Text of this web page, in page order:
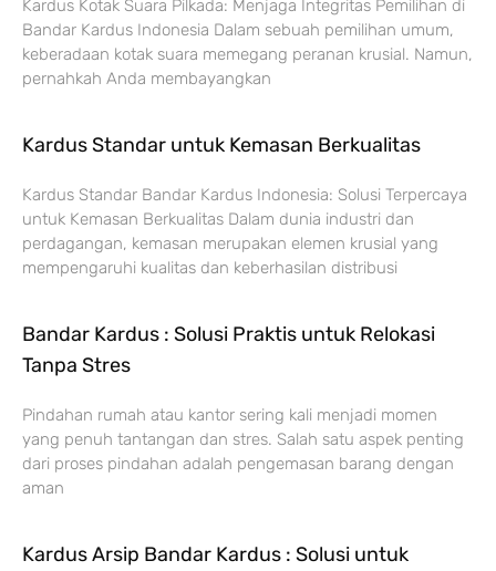
Kardus Kotak Suara Pilkada: Menjaga Integritas Pemilihan di
Bandar Kardus Indonesia Dalam sebuah pemilihan umum,
keberadaan kotak suara memegang peranan krusial. Namun,
pernahkah Anda membayangkan
Kardus Standar untuk Kemasan Berkualitas
Kardus Standar Bandar Kardus Indonesia: Solusi Terpercaya
untuk Kemasan Berkualitas Dalam dunia industri dan
perdagangan, kemasan merupakan elemen krusial yang
mempengaruhi kualitas dan keberhasilan distribusi
Bandar Kardus : Solusi Praktis untuk Relokasi
Tanpa Stres
Pindahan rumah atau kantor sering kali menjadi momen
yang penuh tantangan dan stres. Salah satu aspek penting
dari proses pindahan adalah pengemasan barang dengan
aman
Kardus Arsip Bandar Kardus : Solusi untuk